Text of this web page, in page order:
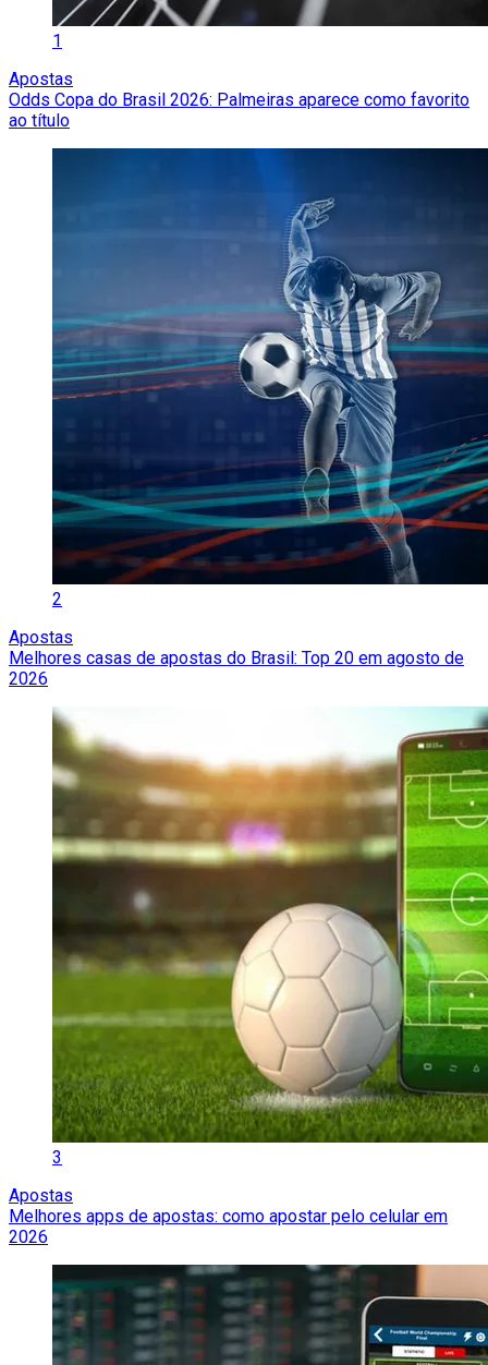
1
Apostas
Odds Copa do Brasil 2026: Palmeiras aparece como favorito
ao título
2
Apostas
Melhores casas de apostas do Brasil: Top 20 em agosto de
2026
3
Apostas
Melhores apps de apostas: como apostar pelo celular em
2026